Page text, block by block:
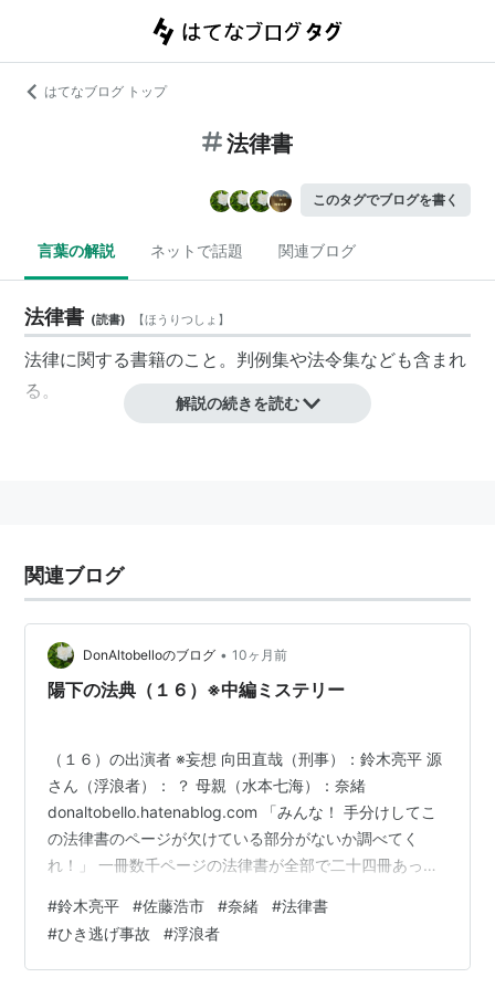
はてなブログ トップ
法律書
このタグでブログを書く
言葉の解説 ネットで話題 関連ブログ
法律書 (読書) 【ほうりつしょ 】
法律に関する書籍のこと。 判例集‎や法令集なども含まれ
る。
解説の続きを読む
関連ブログ
DonAltobelloのブログ • 10ヶ月前
陽下の法典（１６）※中編ミステリー
（１６）の出演者 ※妄想 向田直哉（刑事）：鈴木亮平 源
さん（浮浪者）： ？ 母親（水本七海）：奈緒
donaltobello.hatenablog.com 「みんな！ 手分けしてこ
の法律書のページが欠けている部分がないか調べてく
れ！」 一冊数千ページの法律書が全部で二十四冊あっ
か根気よく調べた。 調べ始めて三時間が過ぎようとした
時、一人がちぎり取られた箇所を見つけた。 「ありまし
た！」 「どの部分だ？」 「刑法です！」 「よしっ！ 科
#鈴木亮平 #佐藤浩市 #奈緒 #法律書
#ひき逃げ事故 #浮浪者